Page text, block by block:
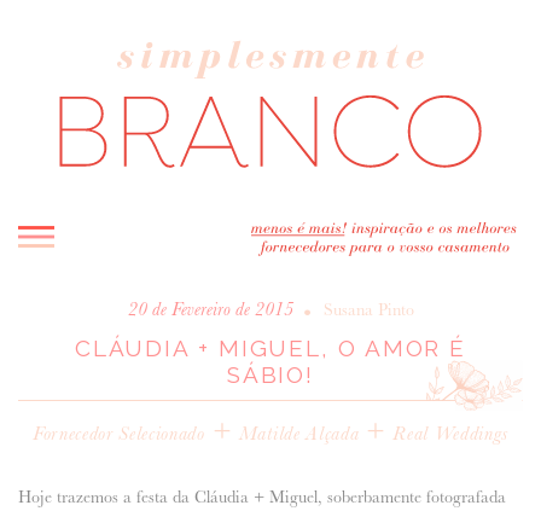
INICIO
BLOG
MELHOR INSPIRAÇÃO
ENTREVISTAS
CASAVA-ME AQUI!
20 de Fevereiro de 2015 • Susana Pinto
CLÁUDIA + MIGUEL, O AMOR É
SÁBIO!
Fornecedor Selecionado + Matilde Alçada +Real Weddings
Hoje trazemos a festa da Cláudia + Miguel, soberbamente fotografada